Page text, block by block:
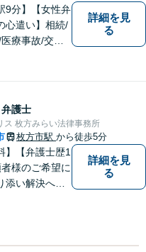
9分】【女性弁
心遣い】相続/
療事故/交通
気持ちが和ら
おります。
詳細を見
る
弁護士
ス 枚方みらい法律事務所
枚方市駅 から徒歩5分
】【弁護士歴1
様のご希望に
い解決へと
ーの資格保有
詳細を見
る